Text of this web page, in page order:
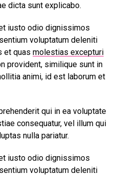
dicta sunt explicabo.
iusto odio dignissimos
voluptatum deleniti
et quas molestias excepturi
provident, similique sunt in
animi, id est laborum et
qui in ea voluptate
consequatur, vel illum qui
nulla pariatur.
iusto odio dignissimos
voluptatum deleniti